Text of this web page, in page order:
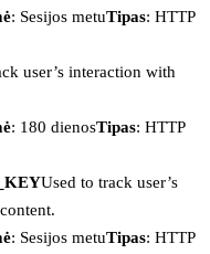
: Sesijos metuTipas: HTTP
user’s interaction with
: 180 dienosTipas: HTTP
Used to track user’s
: Sesijos metuTipas: HTTP